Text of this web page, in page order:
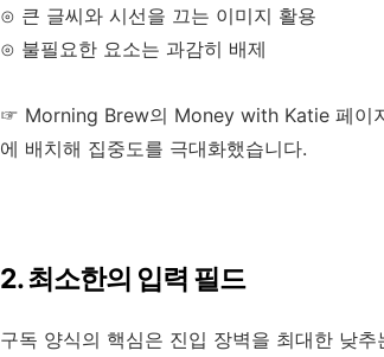
⊙ 큰 글씨와 시선을 끄는 이미지 활용
⊙ 불필요한 요소는 과감히 배제
☞ Morning Brew의 Money with Katie 페이
에 배치해 집중도를 극대화했습니다.
2. 최소한의 입력 필드
구독 양식의 핵심은 진입 장벽을 최대한 낮추